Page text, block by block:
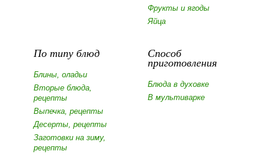
Фрукты и ягоды
Яйца
По типу блюд
Блины, оладьи
Вторые блюда,
рецепты
Выпечка, рецепты
Десерты, рецепты
Заготовки на зиму,
рецепты
Способ
приготовления
Блюда в духовке
В мультиварке